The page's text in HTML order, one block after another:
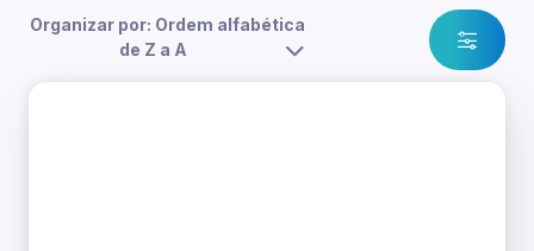
Organizar por: Ordem alfabética
de Z a A